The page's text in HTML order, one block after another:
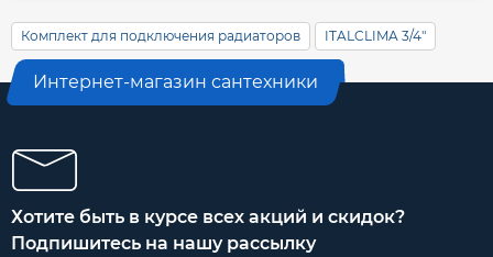
Комплект для подключения радиаторов ITALCLIMA 3/4"
Интернет-магазин сантехники
Хотите быть в курсе всех акций и скидок?
Подпишитесь на нашу рассылку